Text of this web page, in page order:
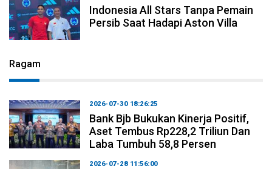
Indonesia All Stars Tanpa Pemain
Persib Saat Hadapi Aston Villa
Ragam
2026-07-30 18:26:25
Bank Bjb Bukukan Kinerja Positif,
Aset Tembus Rp228,2 Triliun Dan
Laba Tumbuh 58,8 Persen
2026-07-28 11:56:00